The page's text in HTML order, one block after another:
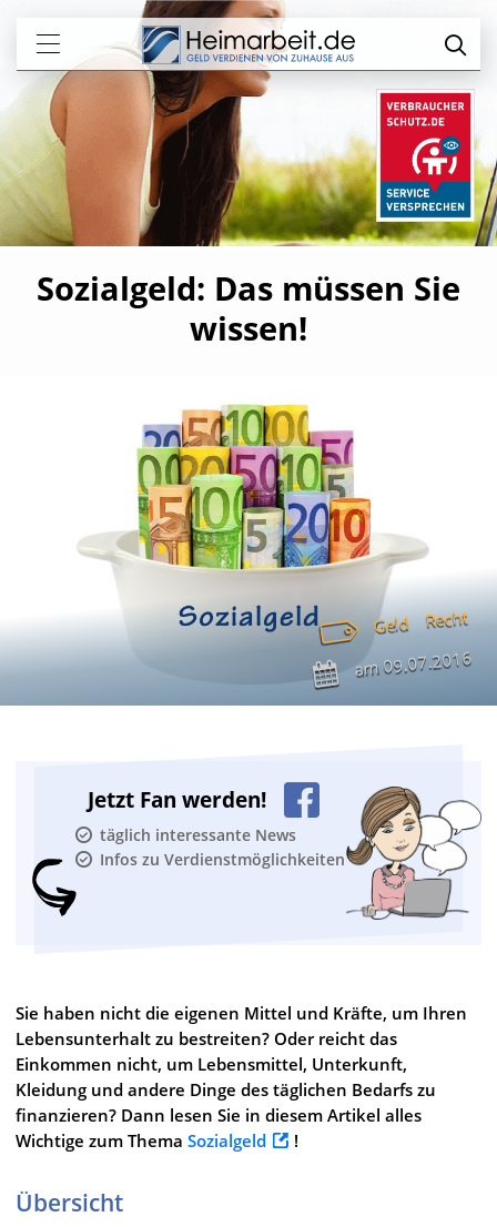
Sozialgeld: Das müssen Sie
wissen!
Geld Recht
am09.07.2016
Jetzt Fan werden!
täglich interessante News
Infos zu Verdienstmöglichkeiten
Sie haben nicht die eigenen Mittel und Kräfte, um Ihren
Lebensunterhalt zu bestreiten? Oder reicht das
Einkommen nicht, um Lebensmittel, Unterkunft,
Kleidung und andere Dinge des täglichen Bedarfs zu
finanzieren? Dann lesen Sie in diesem Artikel alles
Wichtige zum Thema Sozialgeld !
Übersicht